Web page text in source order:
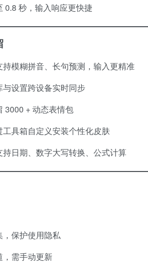
0.8 秒，输入响应更快捷
模糊拼音、长句预测，输入更精准
设置跨设备实时同步
3000 + 动态表情包
工具箱自定义安装个性化皮肤
日期、数字大写转换、公式计算
，保护使用隐私
，需手动更新